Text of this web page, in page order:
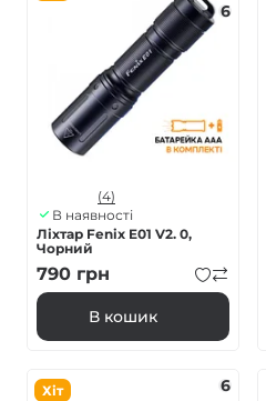
6
(4)
В наявності
Ліхтар Fenix E01 V2. 0,
Чорний
790 грн
В кошик
Хіт
6